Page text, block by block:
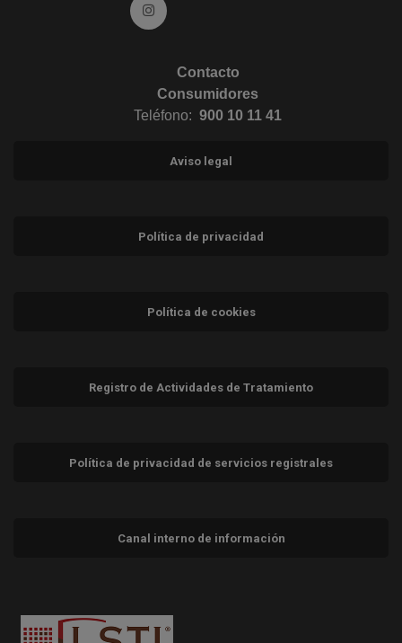
Ir a Instagram (abre en ventana nueva)
Contacto
Consumidores
Teléfono: 900 10 11 41
Aviso legal
Política de privacidad
Política de cookies
Registro de Actividades de Tratamiento
Política de privacidad de servicios registrales
Canal interno de información